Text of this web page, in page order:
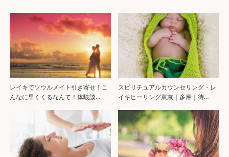
レイキでソウルメイト引き寄せ！こ
んなに早くくるなんて！体験談…
スピリチュアルカウンセリング・レ
イキヒーリング東京｜多摩｜待…